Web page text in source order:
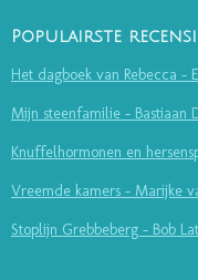
Populairste
Het dagboek van Rebecca -
Mijn steenfamilie - Bastiaan
Knuffelhormonen en
Vreemde kamers - Marijke
Stoplijn Grebbeberg - Bob